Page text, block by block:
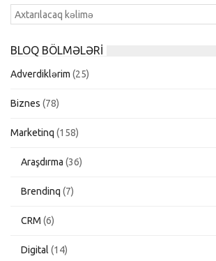
BLOQ BÖLMƏLƏRI
Adverdiklərim (25)
Biznes (78)
Marketinq (158)
Araşdırma (36)
Brendinq (7)
CRM (6)
Digital (14)